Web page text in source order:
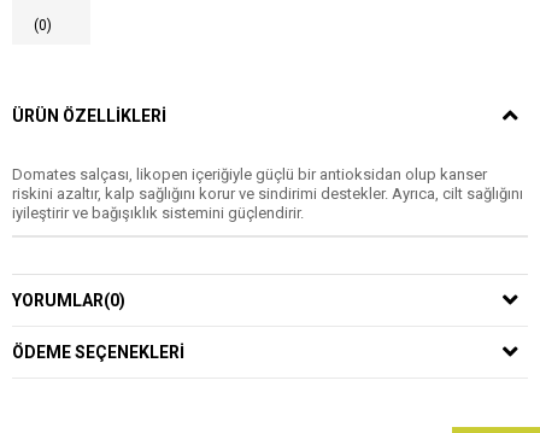
(0)
ÜRÜN ÖZELLIKLERI
Domates salçası, likopen içeriğiyle güçlü bir antioksidan olup kanser
riskini azaltır, kalp sağlığını korur ve sindirimi destekler. Ayrıca, cilt sağlığını
iyileştirir ve bağışıklık sistemini güçlendirir.
YORUMLAR(0)
ÖDEME SEÇENEKLERI